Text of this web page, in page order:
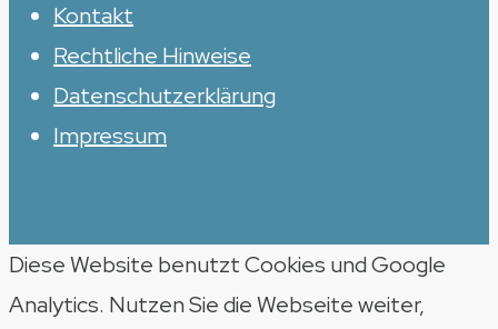
Kontakt
Rechtliche Hinweise
Datenschutzerklärung
Impressum
Diese Website benutzt Cookies und Google
Analytics. Nutzen Sie die Webseite weiter,